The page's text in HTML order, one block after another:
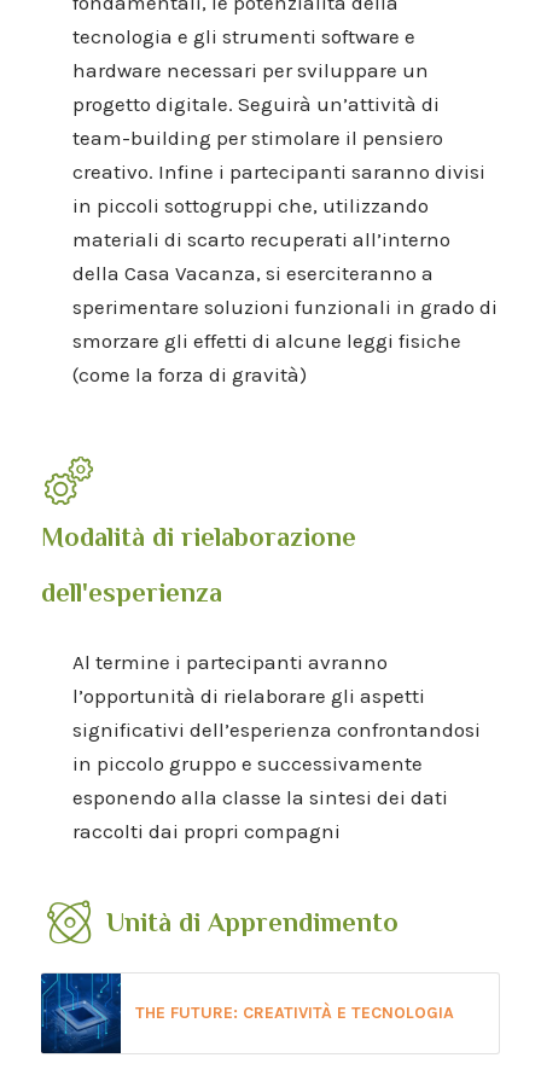
tecnologia e gli strumenti software e
hardware necessari per sviluppare un
progetto digitale. Seguirà un’attività di
team-building per stimolare il pensiero
creativo. Infine i partecipanti saranno divisi
in piccoli sottogruppi che, utilizzando
materiali di scarto recuperati all’interno
della Casa Vacanza, si eserciteranno a
sperimentare soluzioni funzionali in grado di
smorzare gli effetti di alcune leggi fisiche
(come la forza di gravità)
Modalità di rielaborazione
dell'esperienza
Al termine i partecipanti avranno
l’opportunità di rielaborare gli aspetti
significativi dell’esperienza confrontandosi
in piccolo gruppo e successivamente
esponendo alla classe la sintesi dei dati
raccolti dai propri compagni
Unità di Apprendimento
THE FUTURE: CREATIVITÀ E TECNOLOGIA